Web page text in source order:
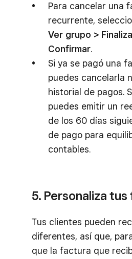
Para cancelar una
recurrente,
Ver grupo >
Confirmar.
Si ya se pagó una
puedes cancelarla
historial de pagos.
puedes emitir un
de los 60 días
de pago para
contables.
5. Personaliza
Tus clientes pueden
diferentes, así que,
que la factura que